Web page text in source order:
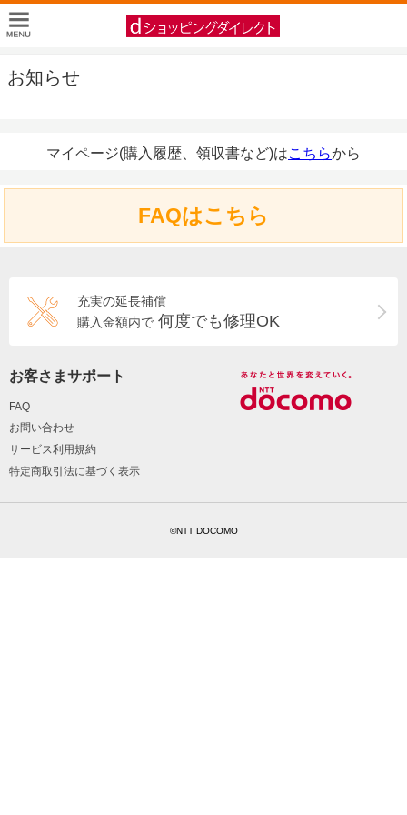
お知らせ
マイページ(購入履歴、領収書など)はこちらから
FAQはこちら
充実の延長補償
購入金額内で 何度でも修理OK
お客さまサポート
FAQ
お問い合わせ
サービス利用規約
特定商取引法に基づく表示
©NTT DOCOMO